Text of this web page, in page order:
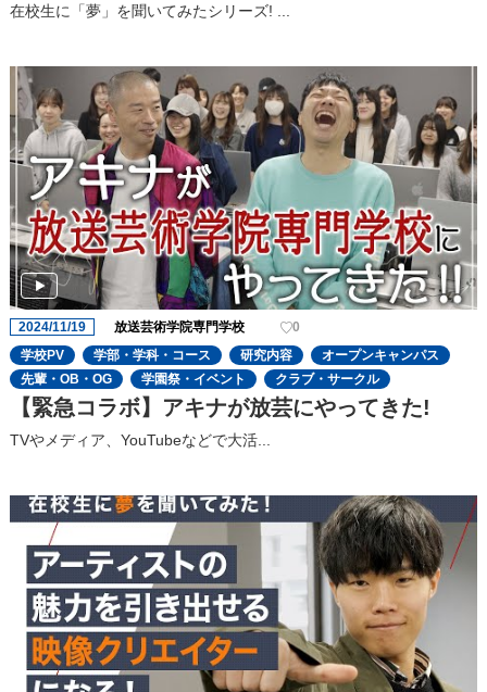
在校生に「夢」を聞いてみたシリーズ! ...
2024/11/19 放送芸術学院専門学校
0
学校PV
学部・学科・コース 研究内容
オープンキャンパス
先輩・OB・OG
学園祭・イベント クラブ・サークル
【緊急コラボ】アキナが放芸にやってきた!
TVやメディア、YouTubeなどで大活...